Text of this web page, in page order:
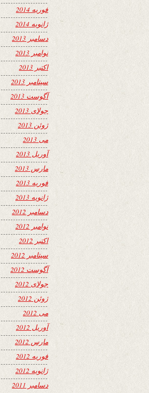
فوریه 2014
ژانویه 2014
دسامبر 2013
نوامبر 2013
اکتبر 2013
سپتامبر 2013
آگوست 2013
جولای 2013
ژوئن 2013
می 2013
آوریل 2013
مارس 2013
فوریه 2013
ژانویه 2013
دسامبر 2012
نوامبر 2012
اکتبر 2012
سپتامبر 2012
آگوست 2012
جولای 2012
ژوئن 2012
می 2012
آوریل 2012
مارس 2012
فوریه 2012
ژانویه 2012
دسامبر 2011